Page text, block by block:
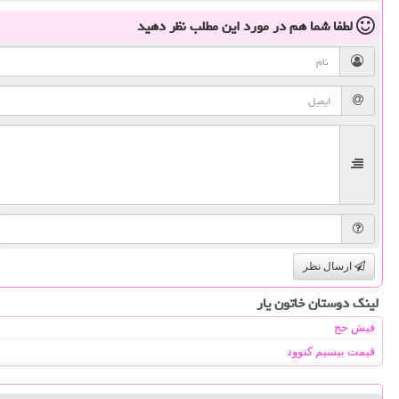
لطفا شما همدر مورد این مطلبنظر دهید
ارسال نظر
لینک دوستان خاتون یار
فیش حج
قیمت بیسیم کنوود